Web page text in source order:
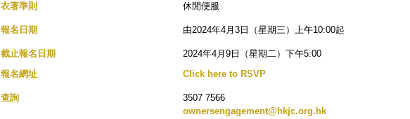
衣著準則 休閒便服
報名日期 由2024年4月3日（星期三）上午10:00起
截止報名日期
2024年4月9日（星期二）下午5:00
報名網址
Click here to RSVP
查詢
3507 7566
ownersengagement@hkjc.org.hk